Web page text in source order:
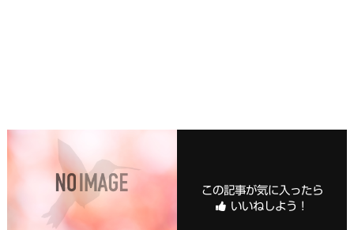
この記事が気に入ったら
いいねしよう！